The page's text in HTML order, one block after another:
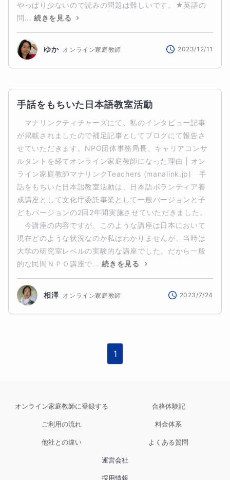
やっぱり少ないので読みの問題は難しいです。★英語の
問... 続きを見る
ゆか オンライン家庭教師 2023/12/11
手話をもちいた日本語教室活動
マナリンクティチャーズにて、私のインタビュー記事
が掲載されましたので補足記事としてブログにて報告さ
せていただきます。NPO団体事務局長、キャリアコンサ
ルタントを経てオンライン家庭教師になった理由 | オン
ライン家庭教師マナリンクTeachers (manalink.jp)　手
話をもちいた日本語教室活動は、日本語ボランティア養
成講座として文化庁委託事業として一般バージョンと子
どもバージョンの2回2年間実施させていただきました。
今講座の内容ですが、このような講座は日本において
現在どのような状況なのか私はわかりませんが、当時は
大学の研究室レベルの実験的な講座でした。だから一般
的な民間ＮＰＯ講座で... 続きを見る
相澤 オンライン家庭教師 2023/7/24
1
オンライン家庭教師に登録する 合格体験記
ご利用の流れ 料金体系
他社との違い よくある質問
運営会社
採用情報